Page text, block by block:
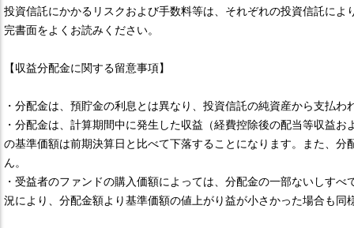
投資信託にかかるリスクおよび手数料等は、それぞれの投資信託に
完書面をよくお読みください。
【収益分配金に関する留意事項】
・分配金は、預貯金の利息とは異なり、投資信託の純資産から支払
・分配金は、計算期間中に発生した収益（経費控除後の配当等収益
の基準価額は前期決算日と比べて下落することになります。また、
ん。
・受益者のファンドの購入価額によっては、分配金の一部ないしす
況により、分配金額より基準価額の値上がり益が小さかった場合も同